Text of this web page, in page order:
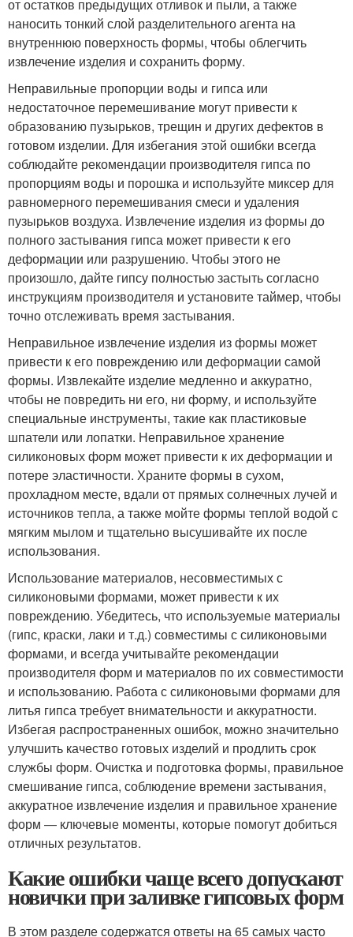
от остатков предыдущих отливок и пыли, а также
наносить тонкий слой разделительного агента на
внутреннюю поверхность формы, чтобы облегчить
извлечение изделия и сохранить форму.
Неправильные пропорции воды и гипса или
недостаточное перемешивание могут привести к
образованию пузырьков, трещин и других дефектов в
готовом изделии. Для избегания этой ошибки всегда
соблюдайте рекомендации производителя гипса по
пропорциям воды и порошка и используйте миксер для
равномерного перемешивания смеси и удаления
пузырьков воздуха. Извлечение изделия из формы до
полного застывания гипса может привести к его
деформации или разрушению. Чтобы этого не
произошло, дайте гипсу полностью застыть согласно
инструкциям производителя и установите таймер, чтобы
точно отслеживать время застывания.
Неправильное извлечение изделия из формы может
привести к его повреждению или деформации самой
формы. Извлекайте изделие медленно и аккуратно,
чтобы не повредить ни его, ни форму, и используйте
специальные инструменты, такие как пластиковые
шпатели или лопатки. Неправильное хранение
силиконовых форм может привести к их деформации и
потере эластичности. Храните формы в сухом,
прохладном месте, вдали от прямых солнечных лучей и
источников тепла, а также мойте формы теплой водой с
мягким мылом и тщательно высушивайте их после
использования.
Использование материалов, несовместимых с
силиконовыми формами, может привести к их
повреждению. Убедитесь, что используемые материалы
(гипс, краски, лаки и т.д.) совместимы с силиконовыми
формами, и всегда учитывайте рекомендации
производителя форм и материалов по их совместимости
и использованию. Работа с силиконовыми формами для
литья гипса требует внимательности и аккуратности.
Избегая распространенных ошибок, можно значительно
улучшить качество готовых изделий и продлить срок
службы форм. Очистка и подготовка формы, правильное
смешивание гипса, соблюдение времени застывания,
аккуратное извлечение изделия и правильное хранение
форм — ключевые моменты, которые помогут добиться
отличных результатов.
Какие ошибки чаще всего допускают
новички при заливке гипсовых форм
В этом разделе содержатся ответы на 65 самых часто